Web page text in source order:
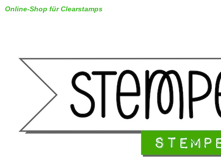
Online-Shop für Clearstamps